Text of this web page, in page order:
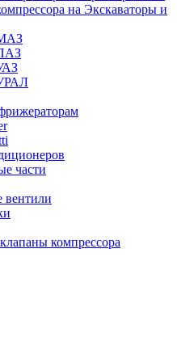
на Экскаваторы и
части
вентили
компрессора